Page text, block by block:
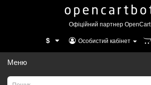
Офіційний партнер OpenCart
$ Особистий кабінет
Меню